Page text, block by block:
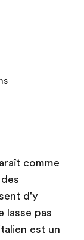
comme
d'y
lasse pas
est un